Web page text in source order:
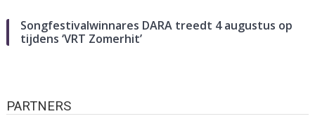
Songfestivalwinnares DARA treedt 4 augustus op
tijdens ‘VRT Zomerhit’
PARTNERS